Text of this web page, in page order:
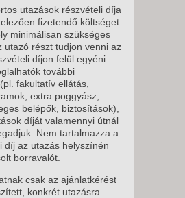
utazások részvételi díja
fizetendő költséget
minimálisan szükséges
utazó részt tudjon venni az
díjon felül egyéni
további
fakultatív ellátás,
extra poggyász,
belépők, biztosítások),
díját valamennyi útnál
Nem tartalmazza a
díj az utazás helyszínén
borravalót.
csak az ajánlatkérést
konkrét utazásra